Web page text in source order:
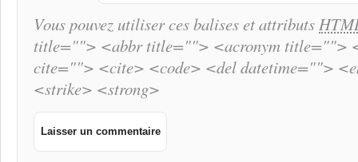
Vous pouvez utiliser ces balises et attributs
title=""> <abbr title=""> <acronym title="">
cite=""> <cite> <code> <del datetime="">
<strike> <strong>